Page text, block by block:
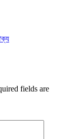
fields are